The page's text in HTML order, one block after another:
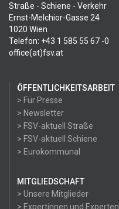
Straße - Schiene - Verkehr
Ernst-Melchior-Gasse 24
1020 Wien
Telefon: +43 1 585 55 67 -0
office(at)fsv.at
ÖFFENTLICHKEITSARBEIT
> Für Presse
> Newsletter
> FSV-aktuell Straße
> FSV-aktuell Schiene
> Eurokommunal
MITGLIEDSCHAFT
> Unsere Mitglieder
> Expertinnen und Experten